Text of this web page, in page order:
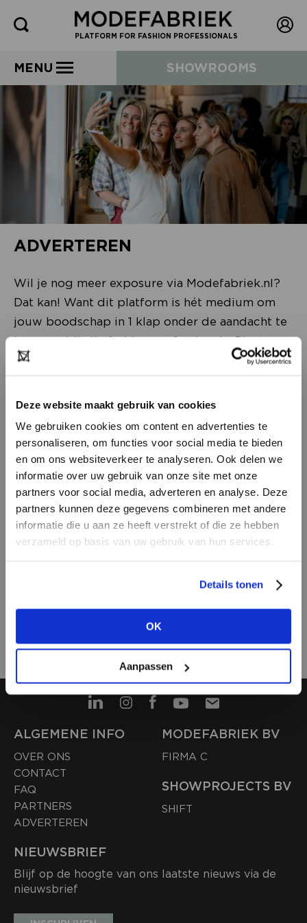
Deze website maakt gebruik van cookies
We gebruiken cookies om content en advertenties te
personaliseren, om functies voor social media te bieden
en om ons websiteverkeer te analyseren. Ook delen we
informatie over uw gebruik van onze site met onze
partners voor social media, adverteren en analyse. Deze
partners kunnen deze gegevens combineren met andere
informatie die u aan ze heeft verstrekt of die ze hebben
verzameld op basis van uw gebruik van hun services.
Details tonen
OK
Aanpassen
PLATFORM FOR FASHION PROFESSIONALS
MENU SHOWROOMS
HEB JE NOG GEEN
ACCOUNT?
aan of bekijk de andere mogelijkheden.
BEKIJK ALLE OPTIES
ADVERTEREN
Wil je nog meer exposure via Modefabriek.nl?
Dat kan! Want dit platform is hét medium om
jouw boodschap in 1 klap onder de aandacht te
brengen bij alle fashion professionals. Plaats
bijvoorbeeld een banner op het platform - om
ondersteunen - om meer bezoekers naar je
trekken. Andere mogelijkheden zijn het plaatsen
van een advertorial op de nieuwspagina en een
banner of advertorial in onze nieuwsbrief met
meer dan 20.000 abonnees.
Voor meer informatie over de mogelijkheden en
tarieven kun je contact opnemen met ons
MODEFABRIEK BV
E.sales@modefabriek.nl
ALGEMENE INFO
OVER ONS
CONTACT
FAQ
PARTNERS
ADVERTEREN
MODEFABRIEK BV
FIRMA C
SHOWPROJECTS BV
SHIFT
NIEUWSBRIEF
Blijf op de hoogte van ons laatste nieuws via de
nieuwsbrief